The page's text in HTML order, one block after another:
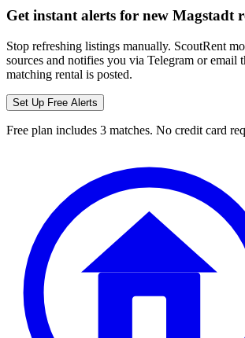
Get instant alerts for new Magstadt
Stop refreshing listings manually. ScoutRent
sources and notifies you via Telegram or email
matching rental is posted.
Set Up Free Alerts
Free plan includes 3 matches. No credit card